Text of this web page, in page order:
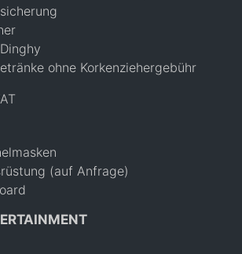
ohne Korkenziehergebühr
(auf Anfrage)